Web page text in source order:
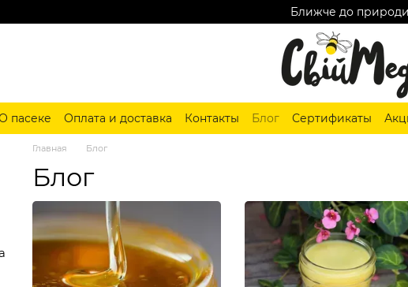
Ближче до природи
пасеке Оплата и доставка Контакты Блог Сертификаты
Главная Блог
Блог